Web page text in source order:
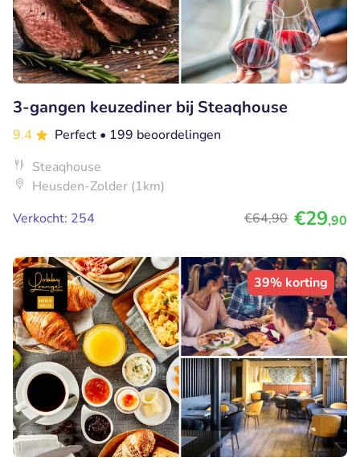
3-gangen keuzediner bij Steaqhouse
9.4 Perfect • 199 beoordelingen
Steaqhouse
Heusden-Zolder (1km)
Verkocht: 254
€64,90 €29,90
39% korting